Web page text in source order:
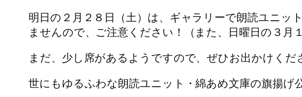
明日の２月２８日（土）は、ギャラリーで朗読ユニッ
ませんので、ご注意ください！（また、日曜日の３月
まだ、少し席があるようですので、ぜひお出かけくだ
世にもゆるふわな朗読ユニット・綿あめ文庫の旗揚げ